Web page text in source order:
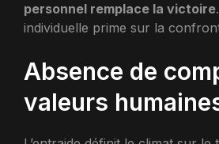
personnel remplace la victoire
individuelle prime sur la
Absence de
valeurs